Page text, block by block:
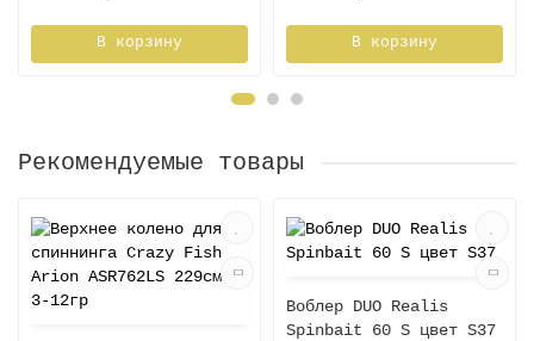
В корзину В корзину
Рекомендуемые товары
Воблер DUO Realis
Spinbait 60 S цвет S37